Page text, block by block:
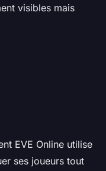
visibles mais
EVE Online utilise
ses joueurs tout